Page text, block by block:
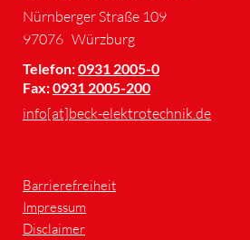
Nürnberger Straße 109
97076 Würzburg
Telefon:0931 2005-0
Fax:0931 2005-200
info[at]beck-elektrotechnik.de
Barrierefreiheit
Impressum
Disclaimer